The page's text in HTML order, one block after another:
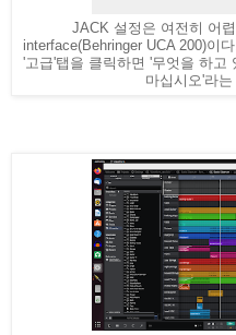
JACK 설정은 여전히 어
interface(Behringer UCA 200)이
'고급'탭을 클릭하면 '무엇을 하고
마십시오'라